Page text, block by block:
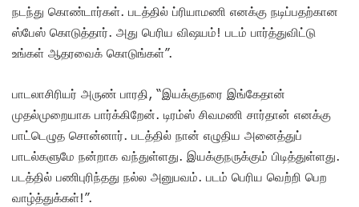
நடந்து கொண்டார்கள். படத்தில் ப்ரியாமணி எனக்கு நடிப்பதற்கான
ஸ்பேஸ் கொடுத்தார். அது பெரிய விஷயம்! படம் பார்த்துவிட்டு
உங்கள் ஆதரவைக் கொடுங்கள்”.
பாடலாசிரியர் அருண் பாரதி, “இயக்குநரை இங்கேதான்
முதல்முறையாக பார்க்கிறேன். டிரம்ஸ் சிவமணி சார்தான் எனக்கு
பாட்டெழுத சொன்னார். படத்தில் நான் எழுதிய அனைத்துப்
பாடல்களுமே நன்றாக வந்துள்ளது. இயக்குநருக்கும் பிடித்துள்ளது.
படத்தில் பணிபுரிந்தது நல்ல அனுபவம். படம் பெரிய வெற்றி பெற
வாழ்த்துக்கள்!”.